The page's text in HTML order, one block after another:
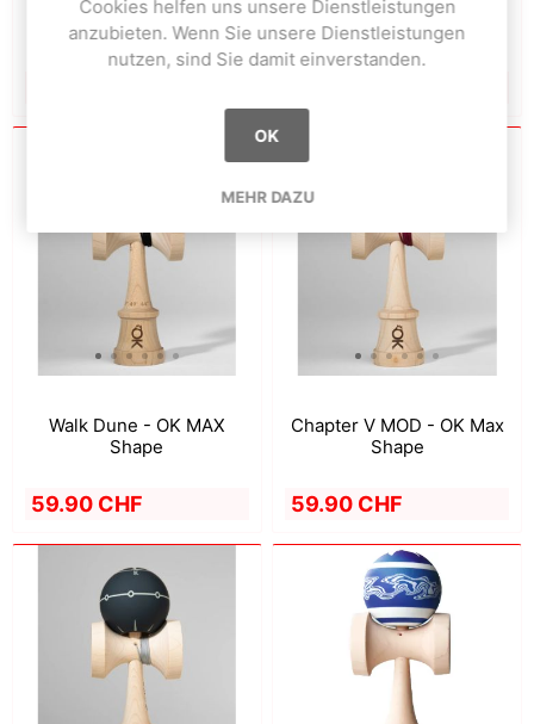
Blue - BOLD Series- OK
Max Shape
Green - BOLD Series- OK
Max Shape
Walk Dune - OK MAX
Shape
59.90 CHF
Chapter V MOD - OK Max
Shape
59.90 CHF
Cookies helfen uns unsere Dienstleistungen
anzubieten. Wenn Sie unsere Dienstleistungen
nutzen, sind Sie damit einverstanden.
OK
MEHR DAZU